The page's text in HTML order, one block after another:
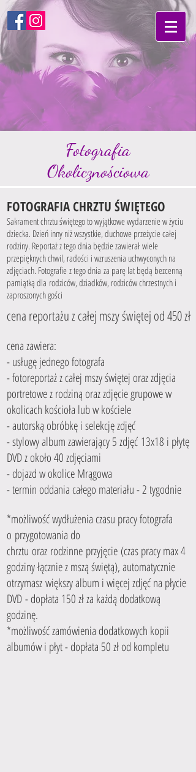
Fotografia
Okolicznościowa
FOTOGRAFIA CHRZTU ŚWIĘTEGO
Sakrament chrztu świętego to wyjątkowe wydarzenie w życiu
dziecka. Dzień inny niż wszystkie, duchowe przeżycie całej
rodziny. Reportaż z tego dnia będzie zawierał wiele
przepięknych chwil, radości i wzruszenia uchwyconych na
zdjęciach. Fotografie z tego dnia za parę lat będą bezcenną
pamiątką dla rodziców, dziadków, rodziców chrzestnych i
zaproszonych gości
cena reportażu z całej mszy świętej od 450 zł
cena zawiera:
- usługę jednego fotografa
- fotoreportaż z całej mszy świętej oraz zdjęcia
portretowe z rodziną oraz zdjęcie grupowe w
okolicach kościoła lub w kościele
- autorską obróbkę i selekcję zdjęć
- stylowy album zawierający 5 zdjęć 13x18 i płytę
DVD z około 40 zdjęciami
- dojazd w okolice Mrągowa
- termin oddania całego materiału - 2 tygodnie
*możliwość wydłużenia czasu pracy fotografa
o przygotowania do
chrztu oraz rodzinne przyjęcie (czas pracy max 4
godziny łącznie z mszą świętą), automatycznie
otrzymasz większy album i więcej zdjęć na płycie
DVD - dopłata 150 zł za każdą dodatkową
godzinę.
*możliwość zamówienia dodatkowych kopii
albumów i płyt - dopłata 50 zł od kompletu